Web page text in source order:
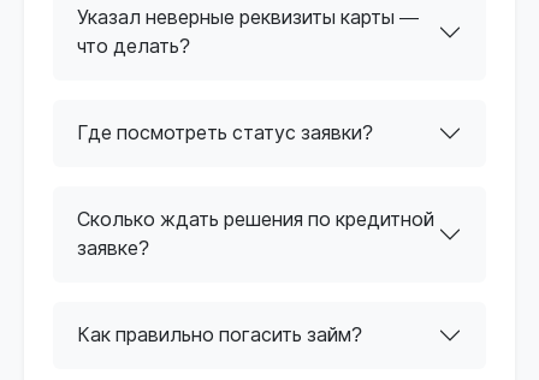
Указал неверные реквизиты карты —
что делать?
Где посмотреть статус заявки?
Сколько ждать решения по кредитной
заявке?
Как правильно погасить займ?